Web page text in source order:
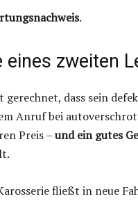
.
eines zweiten
dass sein
Anruf bei
Preis –und ein gutes
fließt in neue